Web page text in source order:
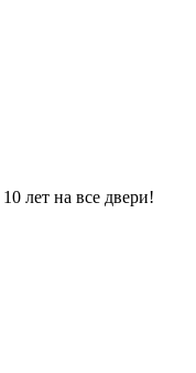
лет на все двери!